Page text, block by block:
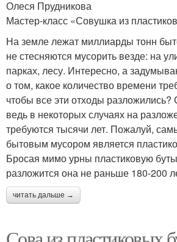
Олеся Прудникова
Мастер-класс «Совушка из
На земле лежат миллиарды тонн
не стесняются мусорить везде: на
парках, лесу. Интересно, а
о том, какое количество времени
чтобы все эти отходы разложились?
ведь в некоторых случаях на
требуются тысячи лет. Пожалуй,
бытовым мусором является
Бросая мимо урны пластиковую
разложится она не раньше 180-200
читать дальше →